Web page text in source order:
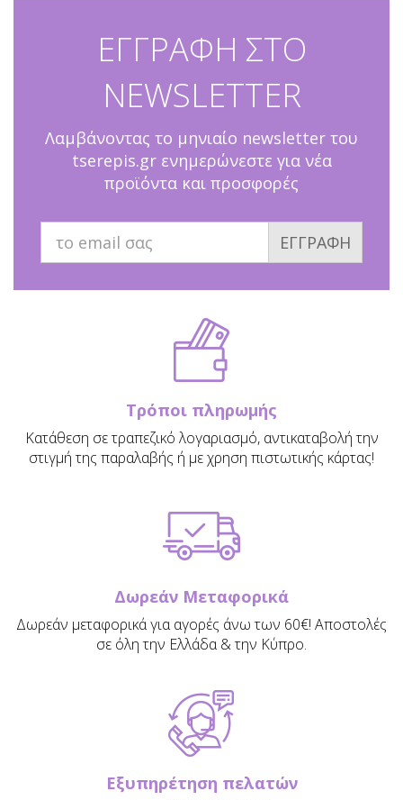
ΕΓΓΡΑΦΗ ΣΤΟ
NEWSLETTER
Λαμβάνοντας το μηνιαίο newsletter του
tserepis.gr ενημερώνεστε για νέα
προϊόντα και προσφορές
ΕΓΓΡΑΦΗ
Τρόποι πληρωμής
Κατάθεση σε τραπεζικό λογαριασμό, αντικαταβολή την
στιγμή της παραλαβής ή με χρηση πιστωτικής κάρτας!
Δωρεάν Μεταφορικά
Δωρεάν μεταφορικά για αγορές άνω των 60€! Αποστολές
σε όλη την Ελλάδα & την Κύπρο.
Εξυπηρέτηση πελατών